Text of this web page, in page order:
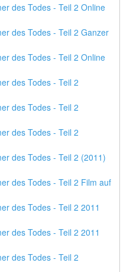
des Todes - Teil 2 Online
des Todes - Teil 2 Ganzer
des Todes - Teil 2 Online
des Todes - Teil 2
des Todes - Teil 2
des Todes - Teil 2
des Todes - Teil 2 (2011)
des Todes - Teil 2 Film auf
des Todes - Teil 2 2011
des Todes - Teil 2 2011
des Todes - Teil 2